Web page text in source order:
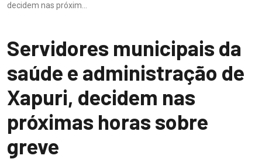
decidem nas próxim...
Servidores municipais da
saúde e administração de
Xapuri, decidem nas
próximas horas sobre
greve